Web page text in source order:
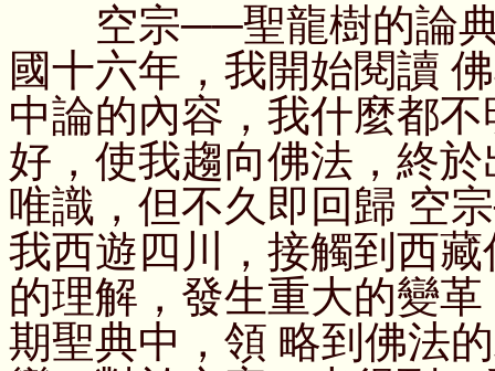
空宗──聖龍樹的論典
國十六年，我開始閱讀
中論的內容，我什麼都
好，使我趨向佛法，終
唯識，但不久即回歸 空
我西遊四川，接觸到西
的理解，發生重大的變
期聖典中，領 略到佛法